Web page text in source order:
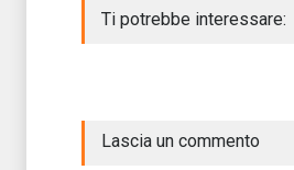
Ti potrebbe interessare:
Lascia un commento